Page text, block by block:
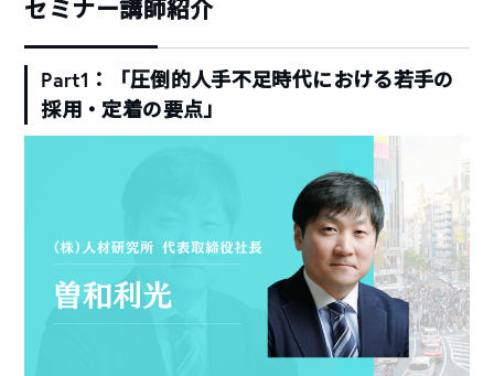
セミナー講師紹介
Part1：「圧倒的人手不足時代における若手の
採用・定着の要点」